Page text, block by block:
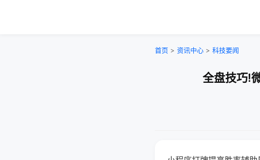
首页 > 资讯中心 > 科技要闻
全盘技巧!